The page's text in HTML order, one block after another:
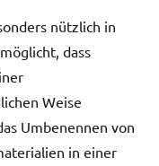
nützlich in
dass
Weise
Umbenennen von
in einer